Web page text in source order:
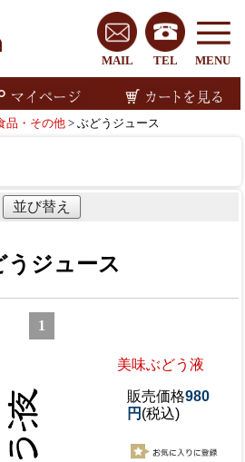
MENU
TEL
MAIL
品・その他 > ぶどうジュース
並び替え
うジュース
1
美味ぶどう液
販売価格980
円 (税込)